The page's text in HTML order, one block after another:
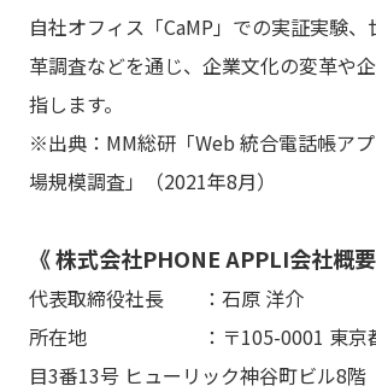
自社オフィス「CaMP」での実証実験
革調査などを通じ、企業文化の変革や
指します。
※出典：MM総研「Web 統合電話帳ア
場規模調査」（2021年8月）
《 株式会社PHONE APPLI会社概要
代表取締役社長 ：石原 洋介
所在地 ：〒105-0001 東京都
目3番13号 ヒューリック神谷町ビル8階